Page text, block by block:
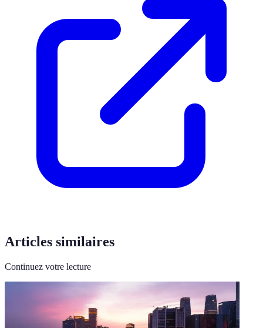
Articles similaires
Continuez votre lecture